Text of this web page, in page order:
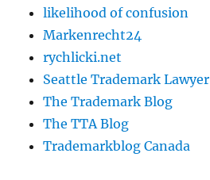
likelihood of confusion
Markenrecht24
rychlicki.net
Seattle Trademark Lawyer
The Trademark Blog
The TTA Blog
Trademarkblog Canada